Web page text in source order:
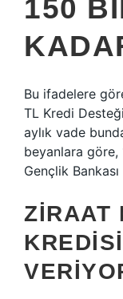
150
Bu ifadelere
TL Kredi
aylık vade
beyanlara
Gençlik
ZIRAAT